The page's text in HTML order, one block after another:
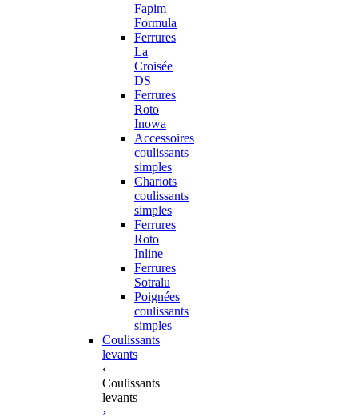
Fapim
Formula
Ferrures
La
Croisée
DS
Ferrures
Roto
Inowa
Accessoires
coulissants
simples
Chariots
coulissants
simples
Ferrures
Roto
Inline
Ferrures
Sotralu
Poignées
coulissants
simples
Coulissants
levants
‹
Coulissants
levants
›